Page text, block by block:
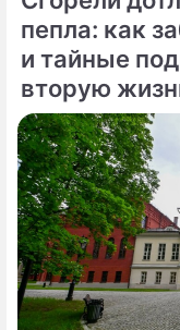
пепла: как
и тайные
вторую